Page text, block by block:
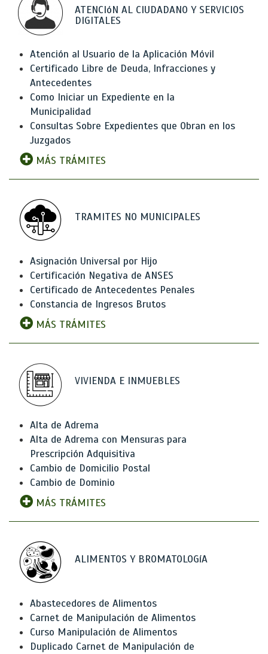
ATENCIóN AL CIUDADANO Y SERVICIOS
DIGITALES
Atención al Usuario de la Aplicación Móvil
Certificado Libre de Deuda, Infracciones y
Antecedentes
Como Iniciar un Expediente en la
Municipalidad
Consultas Sobre Expedientes que Obran en los
Juzgados
MÁS TRÁMITES
TRAMITES NO MUNICIPALES
Asignación Universal por Hijo
Certificación Negativa de ANSES
Certificado de Antecedentes Penales
Constancia de Ingresos Brutos
MÁS TRÁMITES
VIVIENDA E INMUEBLES
Alta de Adrema
Alta de Adrema con Mensuras para
Prescripción Adquisitiva
Cambio de Domicilio Postal
Cambio de Dominio
MÁS TRÁMITES
ALIMENTOS Y BROMATOLOGíA
Abastecedores de Alimentos
Carnet de Manipulación de Alimentos
Curso Manipulación de Alimentos
Duplicado Carnet de Manipulación de